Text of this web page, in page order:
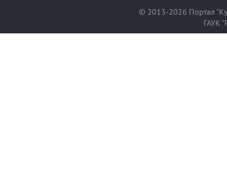
© 2013-2026 Портал
ГАУК